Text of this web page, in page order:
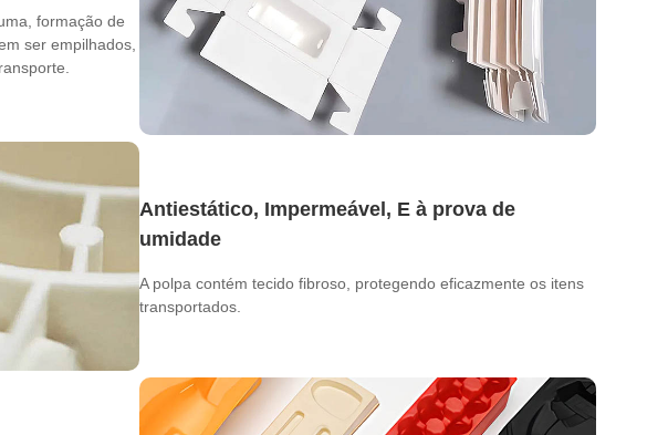
formação de
ser empilhados,
Antiestático, Impermeável, E à prova de
umidade
A polpa contém tecido fibroso, protegendo eficazmente os itens
transportados.